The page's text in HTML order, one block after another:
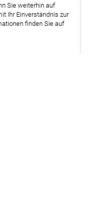
Sie weiterhin auf
Ihr Einverständnis zur
finden Sie auf